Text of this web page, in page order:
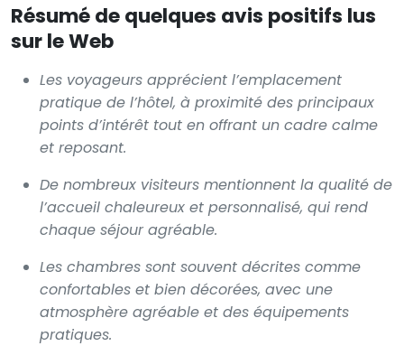
Résumé de quelques avis positifs lus
sur le Web
Les voyageurs apprécient l’emplacement
pratique de l’hôtel, à proximité des principaux
points d’intérêt tout en offrant un cadre calme
et reposant.
De nombreux visiteurs mentionnent la qualité de
l’accueil chaleureux et personnalisé, qui rend
chaque séjour agréable.
Les chambres sont souvent décrites comme
confortables et bien décorées, avec une
atmosphère agréable et des équipements
pratiques.